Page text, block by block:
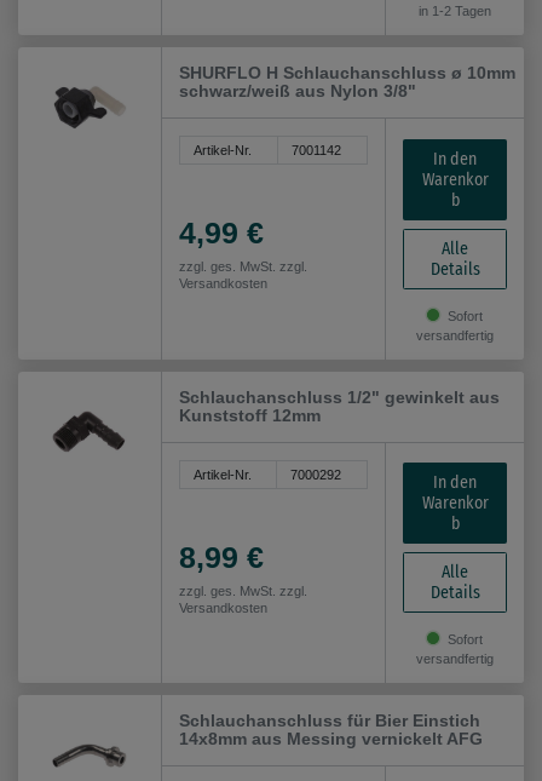
in 1-2 Tagen
SHURFLO H Schlauchanschluss ø 10mm
schwarz/weiß aus Nylon 3/8"
Artikel-Nr. 7001142
4,99 €
zzgl. ges. MwSt. zzgl.
Versandkosten
In den
Warenkor
b
Alle
Details
Sofort
versandfertig
Schlauchanschluss 1/2" gewinkelt aus
Kunststoff 12mm
Artikel-Nr. 7000292
8,99 €
zzgl. ges. MwSt. zzgl.
Versandkosten
In den
Warenkor
b
Alle
Details
Sofort
versandfertig
Schlauchanschluss für Bier Einstich
14x8mm aus Messing vernickelt AFG